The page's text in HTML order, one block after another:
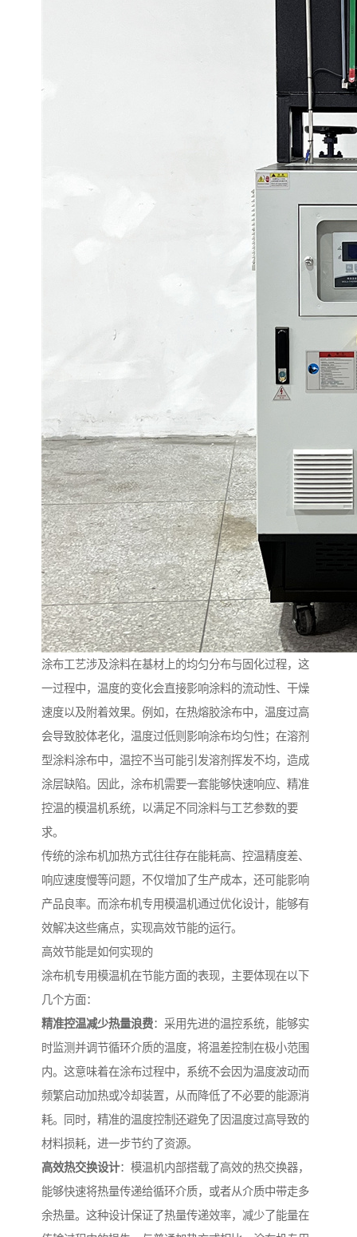
涂布工艺涉及涂料在基材上的均匀分布与固化过程，这
一过程中，温度的变化会直接影响涂料的流动性、干燥
速度以及附着效果。例如，在热熔胶涂布中，温度过高
会导致胶体老化，温度过低则影响涂布均匀性；在溶剂
型涂料涂布中，温控不当可能引发溶剂挥发不均，造成
涂层缺陷。因此，涂布机需要一套能够快速响应、精准
控温的模温机系统，以满足不同涂料与工艺参数的要
求。
传统的涂布机加热方式往往存在能耗高、控温精度差、
响应速度慢等问题，不仅增加了生产成本，还可能影响
产品良率。而涂布机专用模温机通过优化设计，能够有
效解决这些痛点，实现高效节能的运行。
高效节能是如何实现的
涂布机专用模温机在节能方面的表现，主要体现在以下
几个方面：
精准控温减少热量浪费：采用先进的温控系统，能够实
时监测并调节循环介质的温度，将温差控制在极小范围
内。这意味着在涂布过程中，系统不会因为温度波动而
频繁启动加热或冷却装置，从而降低了不必要的能源消
耗。同时，精准的温度控制还避免了因温度过高导致的
材料损耗，进一步节约了资源。
高效热交换设计：模温机内部搭载了高效的热交换器，
能够快速将热量传递给循环介质，或者从介质中带走多
余热量。这种设计保证了热量传递效率，减少了能量在